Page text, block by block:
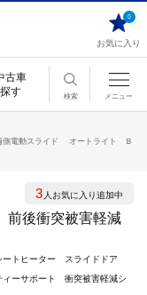
お気に入り
0
古車
す
検索 メニュー
側電動スライド オートライト Ｂ
後衝突被害軽減
トヒーター スライドドア
ーサポート 衝突被害軽減シ
3 人お気に入り追加中